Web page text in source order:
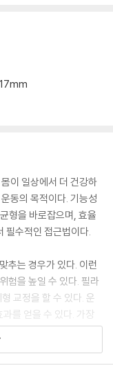
라 | 117
130
| 138
이 일상에서 더 건강하
동의 목적이다. 기능성
형을 바로잡으며, 효율
필수적인 접근법이다.
추는 경우가 있다. 이런
험을 높일 수 있다. 필라
교정을 할 수 있다. 운
과를 얻을 수 있다. 가장
고 즐기는 것이다.